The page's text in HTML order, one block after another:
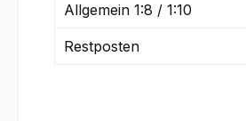
Allgemein 1:8 / 1:10
Restposten